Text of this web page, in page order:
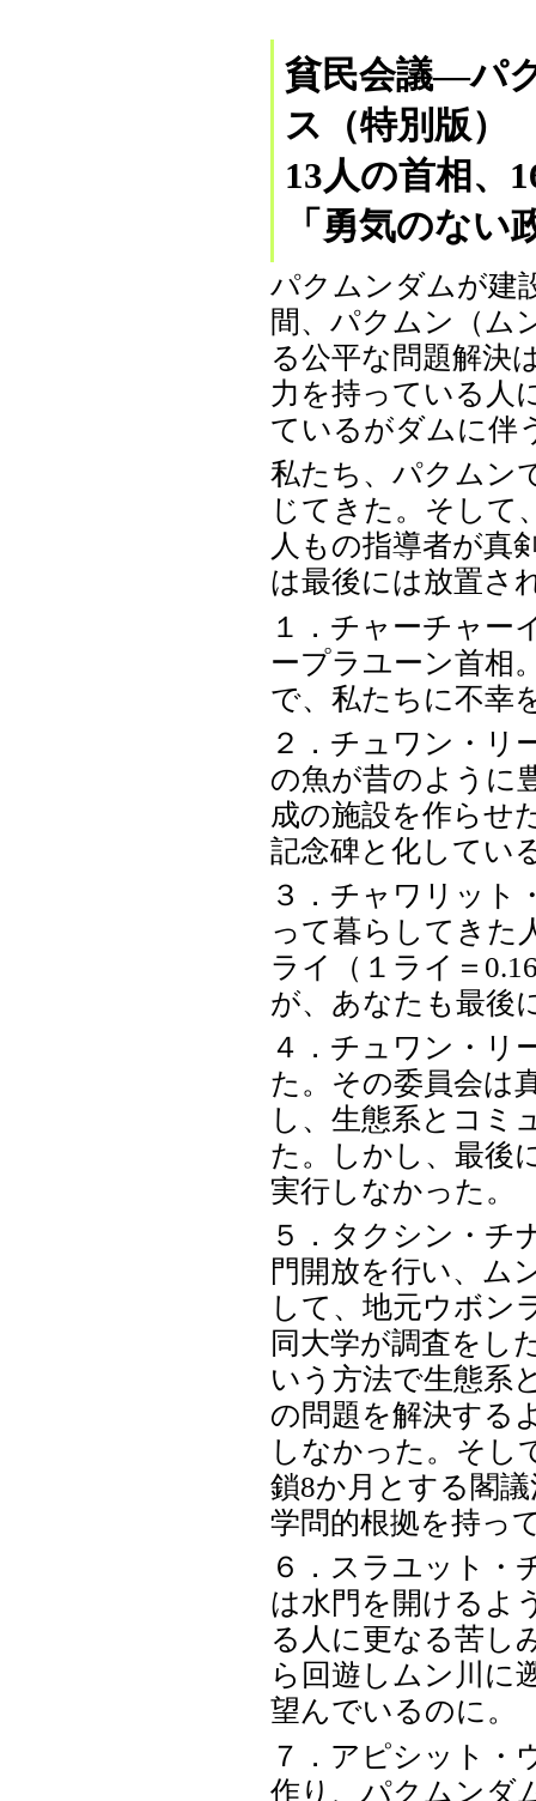
貧民会議―パ
ス（特別版）
13人の首相、
「勇気のな
パクムンダムが建
間、パクムン（ム
る公平な問題解決
力を持っている人
ているがダムに伴
私たち、パクムン
じてきた。そして
人もの指導者が真
は最後には放置さ
１．チャーチャー
ープラユーン首相
で、私たちに不幸
２．チュワン・リ
の魚が昔のように
成の施設を作らせ
記念碑と化してい
３．チャワリット
って暮らしてきた
ライ（１ライ＝
が、あなたも最後
４．チュワン・リ
た。その委員会は
し、生態系とコミ
た。しかし、最後
実行しなかった。
５．タクシン・チ
門開放を行い、ム
して、地元ウボン
同大学が調査をし
いう方法で生態系
の問題を解決する
しなかった。そし
鎖8か月とする閣
学問的根拠を持っ
６．スラユット・
は水門を開けるよ
る人に更なる苦し
ら回遊しムン川に
望んでいるのに。
７．アピシット・
作り、パクムンダ